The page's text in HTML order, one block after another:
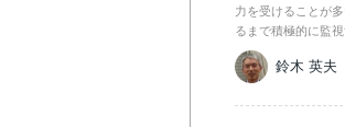
力を受けることが
るまで積極的に監視
鈴木 英夫